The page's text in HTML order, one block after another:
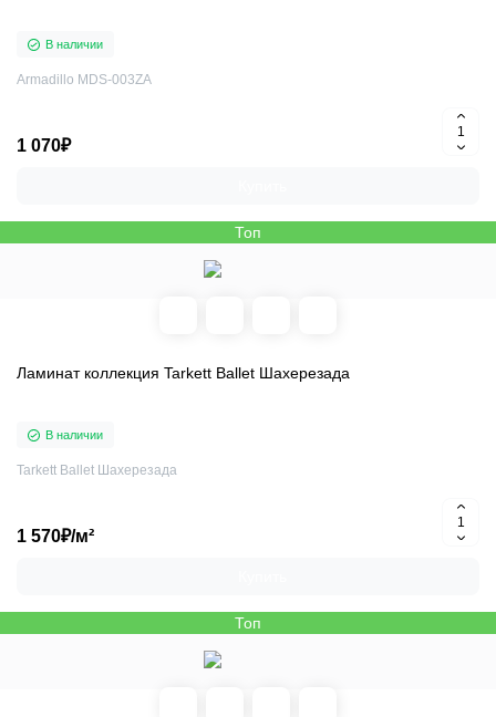
В наличии
Armadillo MDS-003ZA
1 070₽
Топ
Ламинат коллекция Tarkett Ballet Шахерезада
В наличии
Tarkett Ballet Шахерезада
1 570₽/м²
Топ